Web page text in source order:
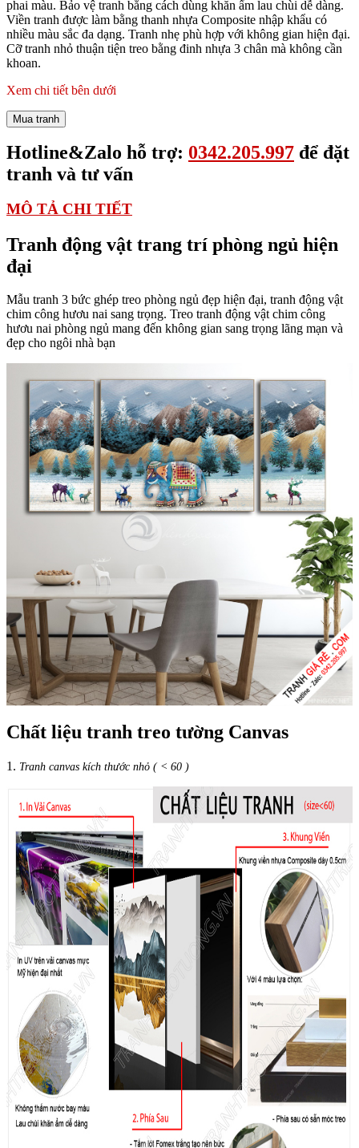
phai màu. Bảo vệ tranh bằng cách dùng khăn ẩm lau chùi dễ dàng.
Viền tranh được làm bằng thanh nhựa Composite nhập khẩu có
nhiều màu sắc đa dạng. Tranh nhẹ phù hợp với không gian hiện đại.
Cỡ tranh nhỏ thuận tiện treo bằng đinh nhựa 3 chân mà không cần
khoan.
Xem chi tiết bên dưới
Mua tranh
Hotline&Zalo hỗ trợ: 0342.205.997 để đặt
tranh và tư vấn
MÔ TẢ CHI TIẾT
Tranh động vật trang trí phòng ngủ hiện
đại
Mẫu tranh 3 bức ghép treo phòng ngủ đẹp hiện đại, tranh động vật
chim công hươu nai sang trọng. Treo tranh động vật chim công
hươu nai phòng ngủ mang đến không gian sang trọng lãng mạn và
đẹp cho ngôi nhà bạn
Chất liệu tranh treo tường Canvas
1. Tranh canvas kích thước nhỏ ( < 60 )